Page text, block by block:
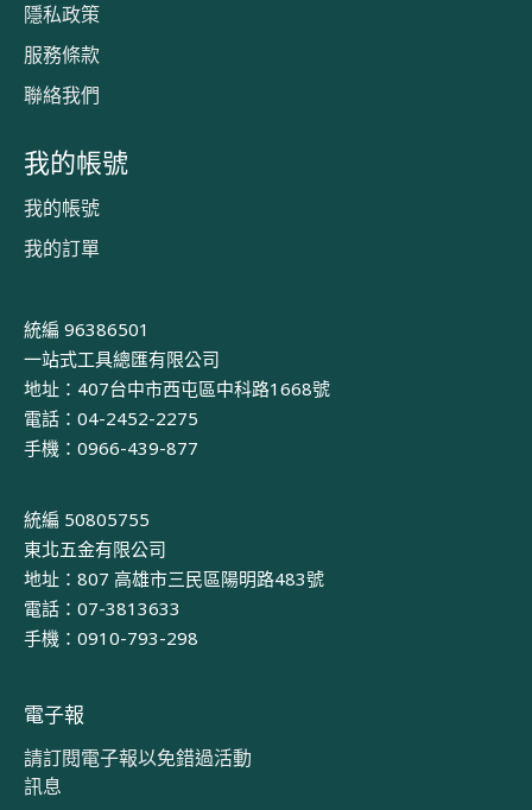
隱私政策
服務條款
聯絡我們
我的帳號
我的帳號
我的訂單
統編 96386501
一站式工具總匯有限公司
地址：407台中市西屯區中科路1668號
電話：04-2452-2275
手機：0966-439-877
統編 50805755
東北五金有限公司
地址：807 高雄市三民區陽明路483號
電話：07-3813633
手機：0910-793-298
電子報
請訂閱電子報以免錯過活動
訊息